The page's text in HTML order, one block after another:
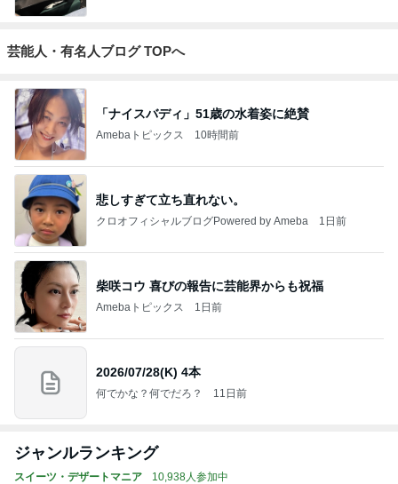
芸能人・有名人ブログ TOPへ
「ナイスバディ」51歳の水着姿に絶賛
Amebaトピックス 10時間前
悲しすぎて立ち直れない。
クロオフィシャルブログPowered by Ameba 1日前
柴咲コウ 喜びの報告に芸能界からも祝福
Amebaトピックス 1日前
2026/07/28(K) 4本
何でかな？何でだろ？ 11日前
ジャンルランキング
スイーツ・デザートマニア 10,938人参加中